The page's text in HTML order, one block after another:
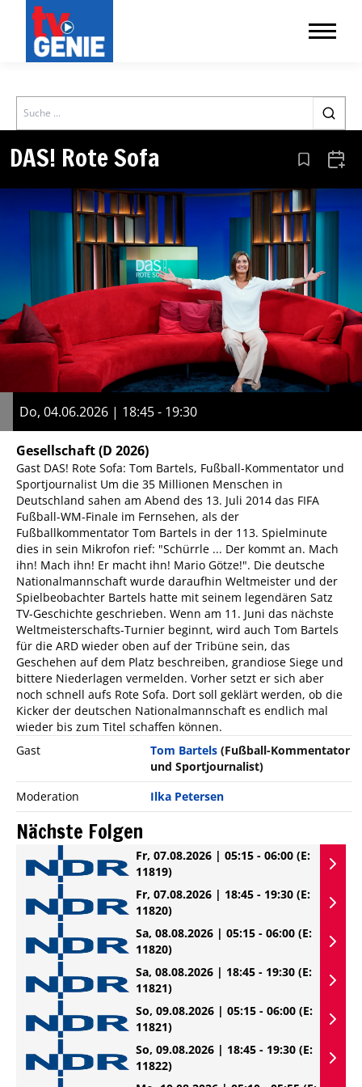
Search
DAS! Rote Sofa Aus den
Do, 04.06.2026 | 18:45 - 19:30
Gesellschaft(D 2026)
Gast DAS! Rote Sofa: Tom Bartels, Fußball-Kommentator und
Sportjournalist Um die 35 Millionen Menschen in
Deutschland sahen am Abend des 13. Juli 2014 das FIFA
Fußball-WM-Finale im Fernsehen, als der
Fußballkommentator Tom Bartels in der 113. Spielminute
dies in sein Mikrofon rief: "Schürrle ... Der kommt an. Mach
ihn! Mach ihn! Er macht ihn! Mario Götze!". Die deutsche
Nationalmannschaft wurde daraufhin Weltmeister und der
Spielbeobachter Bartels hatte mit seinem legendären Satz
TV-Geschichte geschrieben. Wenn am 11. Juni das nächste
Weltmeisterschafts-Turnier beginnt, wird auch Tom Bartels
für die ARD wieder oben auf der Tribüne sein, das
Geschehen auf dem Platz beschreiben, grandiose Siege und
bittere Niederlagen vermelden. Vorher setzt er sich aber
noch schnell aufs Rote Sofa. Dort soll geklärt werden, ob die
Kicker der deutschen Nationalmannschaft es endlich mal
wieder bis zum Titel schaffen können.
Gast
Tom Bartels (Fußball-Kommentator
und Sportjournalist)
Moderation
Ilka Petersen
Nächste Folgen
Fr, 07.08.2026 | 05:15 - 06:00 (E:
11819)
Fr, 07.08.2026 | 18:45 - 19:30 (E:
11820)
Sa, 08.08.2026 | 05:15 - 06:00 (E:
11820)
Sa, 08.08.2026 | 18:45 - 19:30 (E:
11821)
So, 09.08.2026 | 05:15 - 06:00 (E:
11821)
So, 09.08.2026 | 18:45 - 19:30 (E:
11822)